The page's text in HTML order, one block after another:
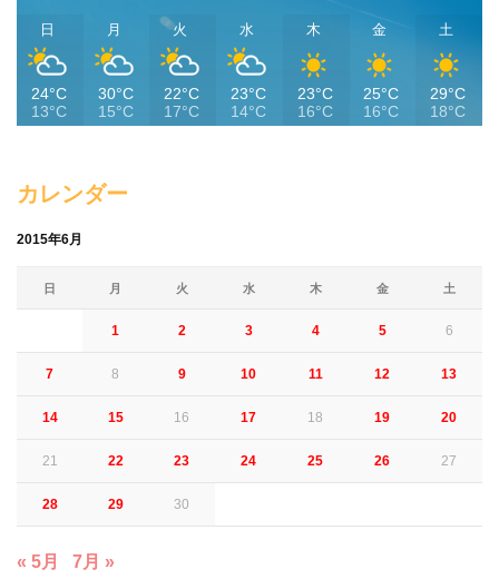
日
24°C
13°C
月
30°C
15°C
火
22°C
17°C
水
23°C
14°C
木
23°C
16°C
金
25°C
16°C
土
29°C
18°C
カレンダー
2015年6月
日 月 火 水 木 金 土
1 2 3 4 5 6
7 8 9 10 11 12 13
14 15 16 17 18 19 20
21 22 23 24 25 26 27
28 29 30
« 5月 7月 »